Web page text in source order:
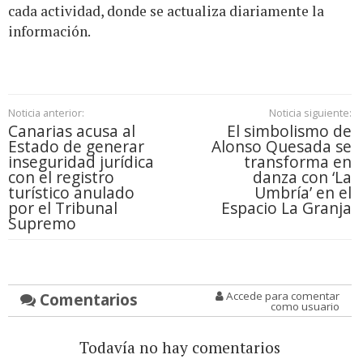
cada actividad, donde se actualiza diariamente la
información.
Noticia anterior:
Canarias acusa al
Estado de generar
inseguridad jurídica
con el registro
turístico anulado
por el Tribunal
Supremo
Noticia siguiente:
El simbolismo de
Alonso Quesada se
transforma en
danza con ‘La
Umbría’ en el
Espacio La Granja
Comentarios Accede para comentar
como usuario
Todavía no hay comentarios